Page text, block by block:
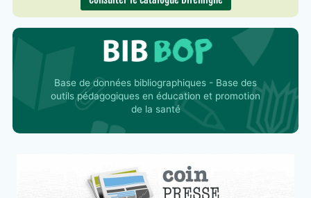
Base de données bibliographiques - Base des
outils pédagogiques en éducation et promotion
de la santé